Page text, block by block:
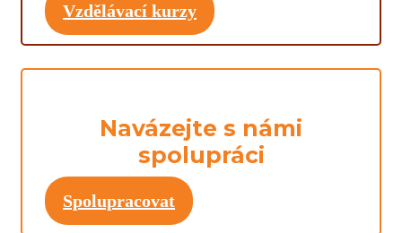
Vzdělávací kurzy
Navázejte s námi
spolupráci
Spolupracovat